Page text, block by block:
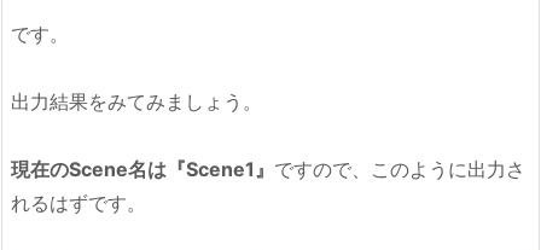
です。
出力結果をみてみましょう。
現在のScene名は『Scene1』 ですので、このように出力さ
れるはずです。